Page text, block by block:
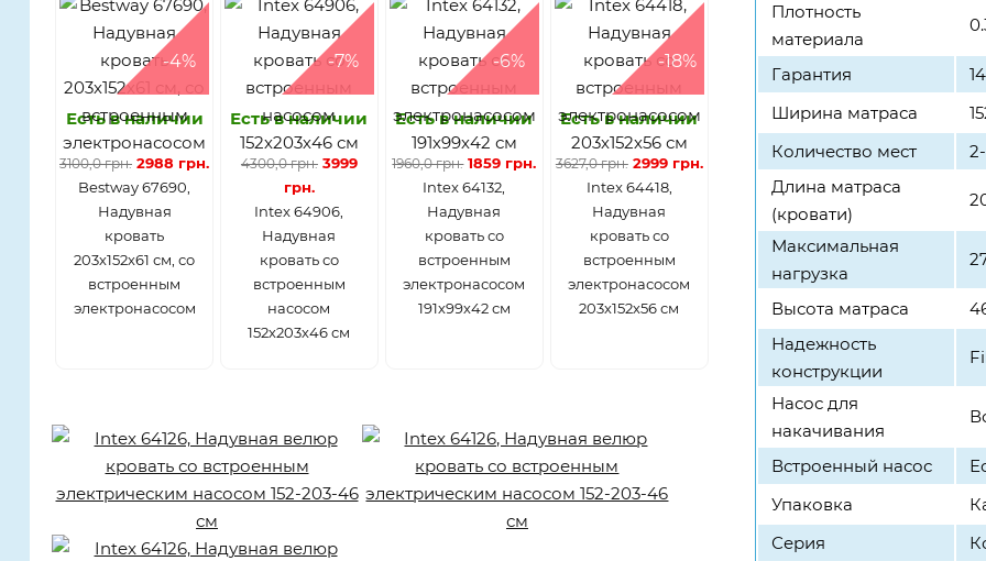
-4%
Есть в наличии
3100,0 грн. 2988 грн.
​Bestway 67690,
Надувная
кровать
203х152х61 см, со
встроенным
электронасосом
-7%
Есть в наличии
4300,0 грн. 3999
грн.
Intex 64906,
Надувная
кровать со
встроенным
насосом
152х203х46 см
-6%
Есть в наличии
1960,0 грн. 1859 грн.
Intex 64132,
Надувная
кровать со
встроенным
электронасосом
191х99х42 см
-18%
Есть в наличии
3627,0 грн. 2999 грн.
Intex 64418,
Надувная
кровать со
встроенным
электронасосом
203х152х56 см
Плотность
материала
Гарантия
Ширина матраса
Количество мест
Длина матраса
(кровати)
Максимальная
нагрузка
Высота матраса
Надежность
конструкции
Насос для
накачивания
Встроенный насос
Упаковка
Серия